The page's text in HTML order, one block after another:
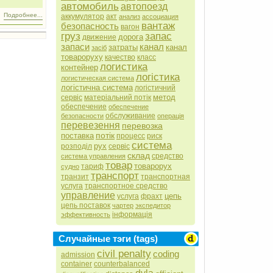
Подробнее...
автомобиль автопоезд
аккумулятор акт анализ ассоциация
безопасность вагон вантаж
груз движение дорога запас
запаси засіб затраты канал канал
товароруху качество класс
контейнер логистика
логистическая система логістика
логістична система логістичний
сервіс матеріальний потік метод
обеспечение обеспечение
безопасности обслуживание операція
перевезення перевозка
поставка потік процесс риск
розподіл рух сервіс система
система управления склад средство
судно тариф товар товарорух
транзит транспорт транспортная
услуга транспортное средство
управление услуга фрахт цепь
цепь поставок чартер экспедитор
эффективность інформація
Случайные тэги (tags)
admission civil penaltycoding
container counterbalanced